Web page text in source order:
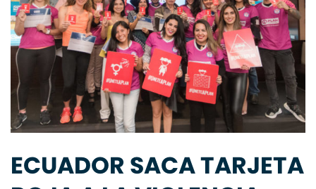
ECUADOR SACA TARJETA